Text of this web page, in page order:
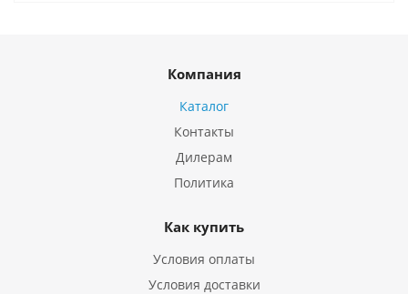
Компания
Каталог
Контакты
Дилерам
Политика
Как купить
Условия оплаты
Условия доставки